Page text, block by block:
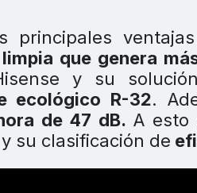
principales
que genera
y su
ecológico R-32.
de 47 dB. A esto
su clasificación de